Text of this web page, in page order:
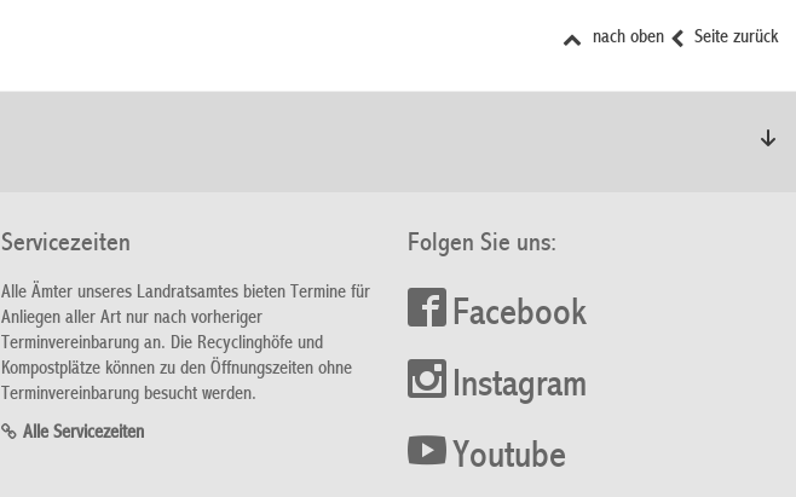
Seite zurück
nach oben
Servicezeiten
Alle Ämter unseres Landratsamtes bieten Termine für
Anliegen aller Art nur nach vorheriger
Terminvereinbarung an. Die Recyclinghöfe und
Kompostplätze können zu den Öffnungszeiten ohne
Terminvereinbarung besucht werden.
Alle Servicezeiten
Folgen Sie uns:
Facebook
Instagram
Youtube